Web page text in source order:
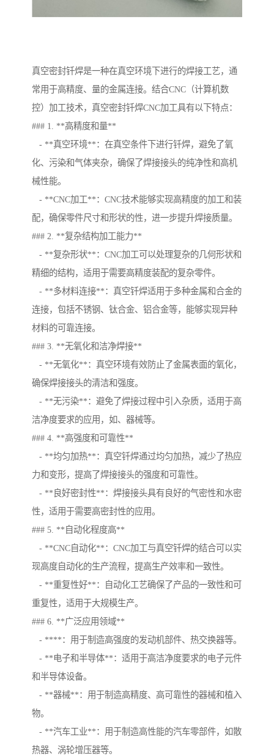
真空密封钎焊是一种在真空环境下进行的焊接工艺，通
常用于高精度、量的金属连接。结合CNC（计算机数
控）加工技术，真空密封钎焊CNC加工具有以下特点：
### 1. **高精度和量**
- **真空环境**：在真空条件下进行钎焊，避免了氧
化、污染和气体夹杂，确保了焊接接头的纯净性和高机
械性能。
- **CNC加工**：CNC技术能够实现高精度的加工和装
配，确保零件尺寸和形状的性，进一步提升焊接质量。
### 2. **复杂结构加工能力**
- **复杂形状**：CNC加工可以处理复杂的几何形状和
精细的结构，适用于需要高精度装配的复杂零件。
- **多材料连接**：真空钎焊适用于多种金属和合金的
连接，包括不锈钢、钛合金、铝合金等，能够实现异种
材料的可靠连接。
### 3. **无氧化和洁净焊接**
- **无氧化**：真空环境有效防止了金属表面的氧化，
确保焊接接头的清洁和强度。
- **无污染**：避免了焊接过程中引入杂质，适用于高
洁净度要求的应用，如、器械等。
### 4. **高强度和可靠性**
- **均匀加热**：真空钎焊通过均匀加热，减少了热应
力和变形，提高了焊接接头的强度和可靠性。
- **良好密封性**：焊接接头具有良好的气密性和水密
性，适用于需要高密封性的应用。
### 5. **自动化程度高**
- **CNC自动化**：CNC加工与真空钎焊的结合可以实
现高度自动化的生产流程，提高生产效率和一致性。
- **重复性好**：自动化工艺确保了产品的一致性和可
重复性，适用于大规模生产。
### 6. **广泛应用领域**
- ****：用于制造高强度的发动机部件、热交换器等。
- **电子和半导体**：适用于高洁净度要求的电子元件
和半导体设备。
- **器械**：用于制造高精度、高可靠性的器械和植入
物。
- **汽车工业**：用于制造高性能的汽车零部件，如散
热器、涡轮增压器等。